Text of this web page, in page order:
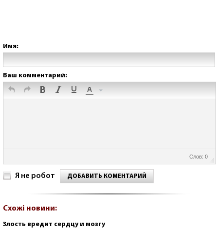
Имя:
Ваш комментарий:
Слов: 0
Я не робот ДОБАВИТЬ КОМЕНТАРИЙ
Схожі новини:
Злость вредит сердцу и мозгу